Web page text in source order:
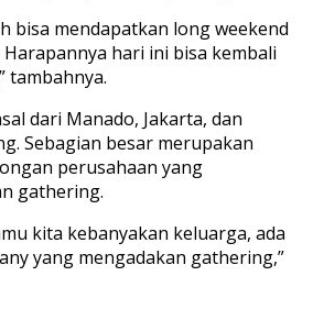
bisa mendapatkan long weekend
hari ini bisa kembali
tambahnya.
dari Manado, Jakarta, dan
Sebagian besar merupakan
perusahaan yang
gathering.
kita kebanyakan keluarga, ada
yang mengadakan gathering,”